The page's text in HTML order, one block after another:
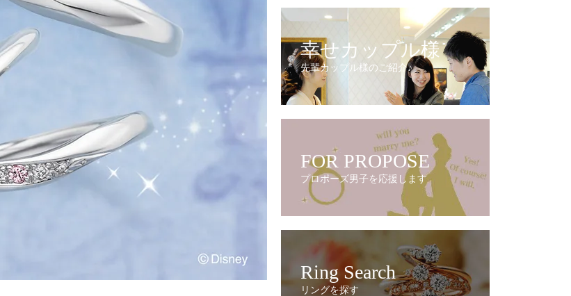
幸せカップル様
先輩カップル様のご紹介♪
FOR PROPOSE
プロポーズ男子を応援します
Ring Search
リングを探す